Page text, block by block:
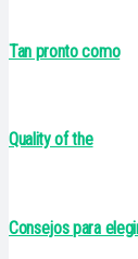
Tan pronto como
Quality of the
Consejos para